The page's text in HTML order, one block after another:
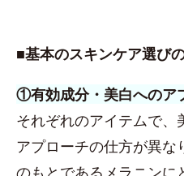
■基本のスキンケア選び
①有効成分・美白へのア
それぞれのアイテムで
アプローチの仕方が異な
のもとであるメラニンに